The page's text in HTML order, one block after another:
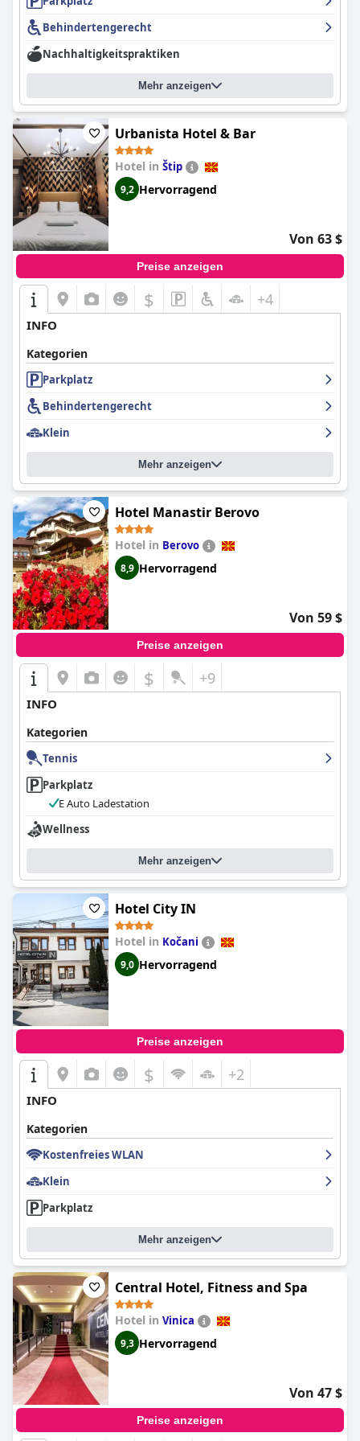
Behindertengerecht
Nachhaltigkeitspraktiken
Mehr anzeigen
Urbanista Hotel & Bar
Hotel in Štip
9,2 Hervorragend
Von 63 $
Preise anzeigen
$ +4
INFO
Kategorien
Parkplatz
Behindertengerecht
Klein
Mehr anzeigen
Hotel Manastir Berovo
Hotel in Berovo
8,9 Hervorragend
Von 59 $
Preise anzeigen
$ +9
INFO
Kategorien
Tennis
Parkplatz
E Auto Ladestation
Wellness
Mehr anzeigen
Hotel City IN
Hotel in Kočani
9,0 Hervorragend
Preise anzeigen
$ +2
INFO
Kategorien
Kostenfreies WLAN
Klein
Parkplatz
Mehr anzeigen
Central Hotel, Fitness and Spa
Hotel in Vinica
9,3 Hervorragend
Von 47 $
Preise anzeigen